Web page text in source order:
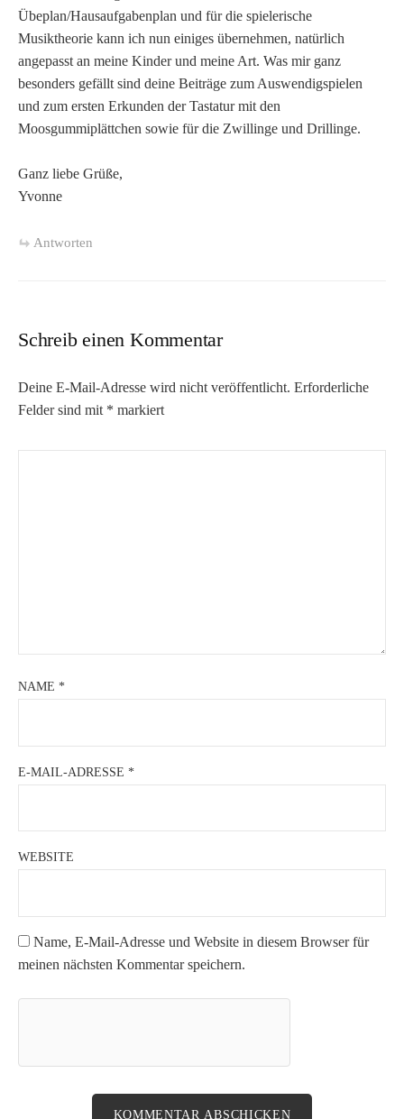
Übeplan/Hausaufgabenplan und für die spielerische
Musiktheorie kann ich nun einiges übernehmen, natürlich
angepasst an meine Kinder und meine Art. Was mir ganz
besonders gefällt sind deine Beiträge zum Auswendigspielen
und zum ersten Erkunden der Tastatur mit den
Moosgummiplättchen sowie für die Zwillinge und Drillinge.
Ganz liebe Grüße,
Yvonne
Antworten
Schreib einen Kommentar
Deine E-Mail-Adresse wird nicht veröffentlicht. Erforderliche
Felder sind mit * markiert
NAME *
E-MAIL-ADRESSE *
WEBSITE
Name, E-Mail-Adresse und Website in diesem Browser für
meinen nächsten Kommentar speichern.